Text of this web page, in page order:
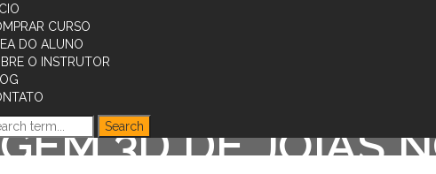
CURSO
DO ALUNO
O INSTRUTOR
DA MESA
3D DE JOIAS